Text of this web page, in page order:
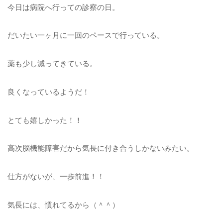
今日は病院へ行っての診察の日。
だいたい一ヶ月に一回のペースで行っている。
薬も少し減ってきている。
良くなっているようだ！
とても嬉しかった！！
高次脳機能障害だから気長に付き合うしかないみたい。
仕方がないが、一歩前進！！
気長には、慣れてるから（＾＾）